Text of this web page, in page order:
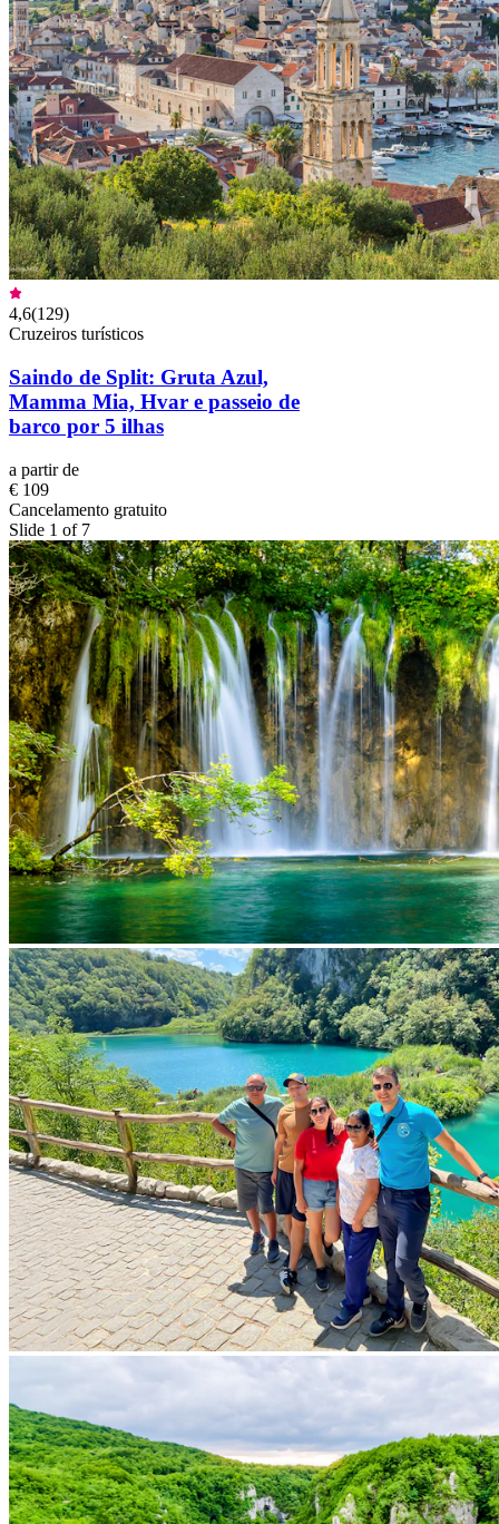
4,6(129)
Cruzeiros turísticos
Saindo de Split: Gruta Azul,
Mamma Mia, Hvar e passeio de
barco por 5 ilhas
a partir de
€ 109
Cancelamento gratuito
Slide 1 of 7